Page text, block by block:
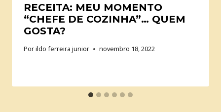
RECEITA: MEU MOMENTO
“CHEFE DE COZINHA”… QUEM
GOSTA?
Porildo ferreira junior novembro 18, 2022